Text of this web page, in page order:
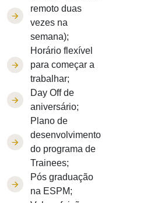
remoto duas
vezes na
semana);
Horário flexível
para começar a
trabalhar;
Day Off de
aniversário;
Plano de
desenvolvimento
do programa de
Trainees;
Pós graduação
na ESPM;